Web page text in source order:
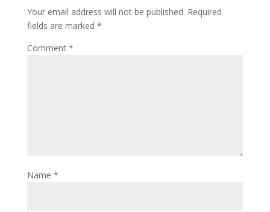
Your email address will not be published. Required
fields are marked *
Comment *
Name *